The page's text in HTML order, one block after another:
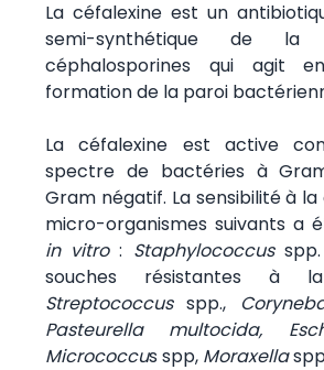
La céfalexine est un
semi-synthétique de la
céphalosporines qui agit
formation de la paroi
La céfalexine est active
spectre de bactéries à
Gram négatif. La sensibilité à
micro-organismes suivants a
in vitro: Staphylococcus
souches résistantes à la
Streptococcusspp.,
Pasteurella multocida,
Micrococcus spp, Moraxella